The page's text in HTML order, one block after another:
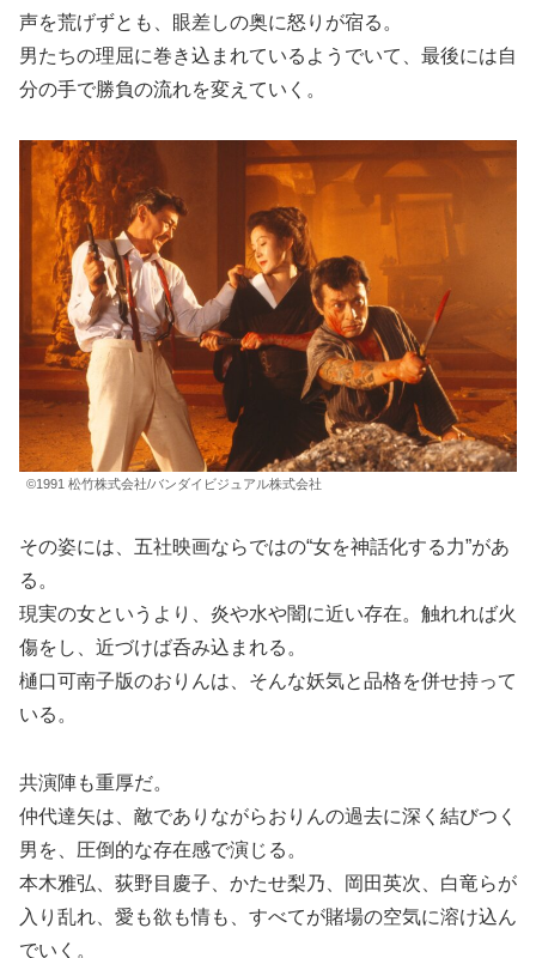
声を荒げずとも、眼差しの奥に怒りが宿る。
男たちの理屈に巻き込まれているようでいて、最後には自
分の手で勝負の流れを変えていく。
©1991 松竹株式会社/バンダイビジュアル株式会社
その姿には、五社映画ならではの“女を神話化する力”があ
る。
現実の女というより、炎や水や闇に近い存在。触れれば火
傷をし、近づけば呑み込まれる。
樋口可南子版のおりんは、そんな妖気と品格を併せ持って
いる。
共演陣も重厚だ。
仲代達矢は、敵でありながらおりんの過去に深く結びつく
男を、圧倒的な存在感で演じる。
本木雅弘、荻野目慶子、かたせ梨乃、岡田英次、白竜らが
入り乱れ、愛も欲も情も、すべてが賭場の空気に溶け込ん
でいく。